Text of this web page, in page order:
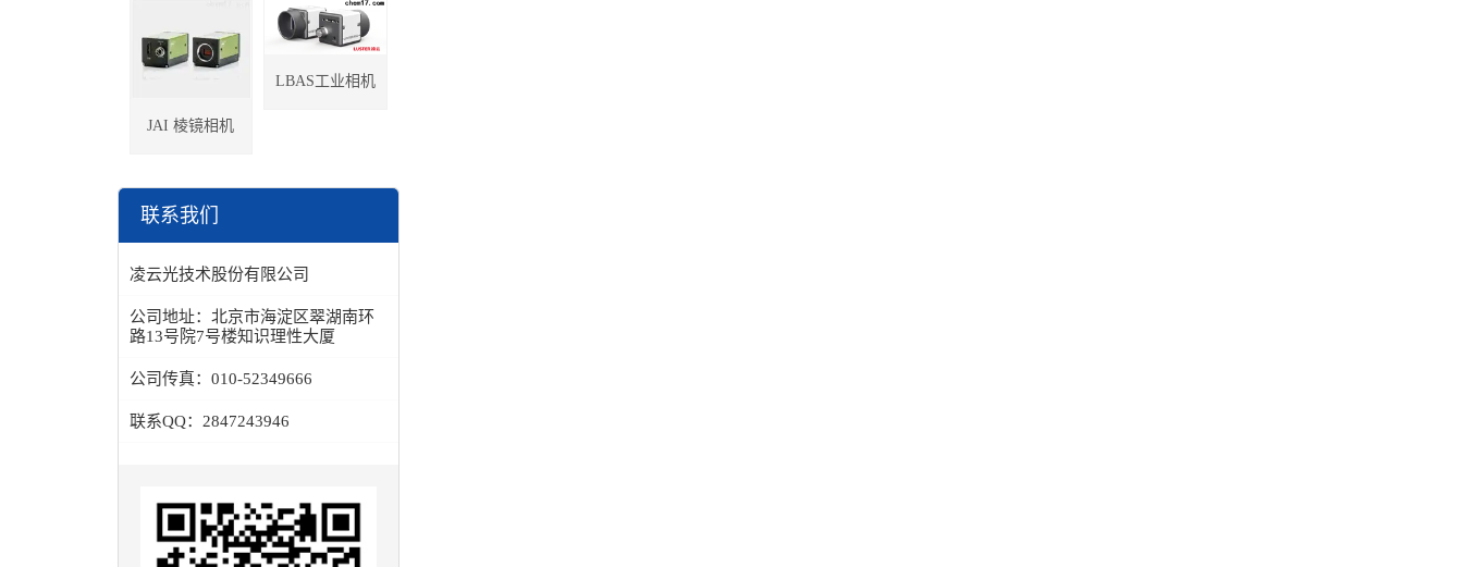
JAI 棱镜相机
LBAS工业相机
联系我们
凌云光技术股份有限公司
公司地址： 北京市海淀区翠湖南环
路13号院7号楼知识理性大厦
公司传真： 010-52349666
联系QQ： 2847243946